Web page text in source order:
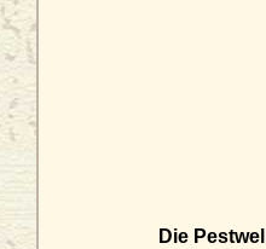
Die